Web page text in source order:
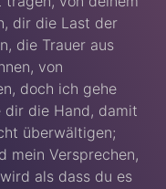
dir die Last der
die Trauer aus
von
doch ich gehe
dir die Hand, damit
überwältigen;
mein Versprechen,
als dass du es